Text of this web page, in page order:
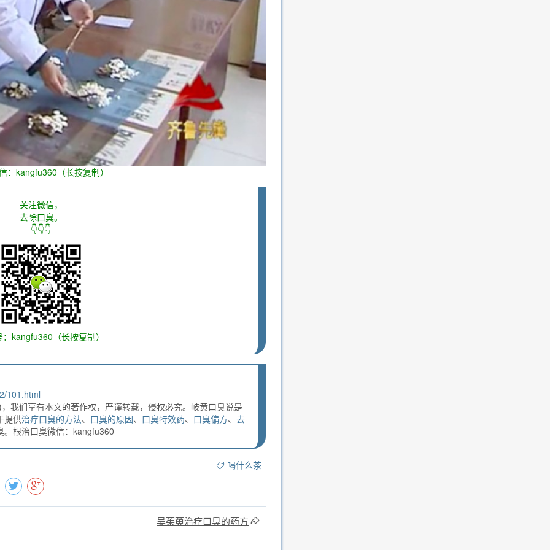
：kangfu360（长按复制）
关注微信，
去除口臭。
👇👇👇
kangfu360（长按复制）
101.html
我们享有本文的著作权，严谨转载，侵权必究。岐黄口臭说是
提供治疗口臭的方法、 口臭的原因、 口臭特效药、 口臭偏方、 去
根治口臭微信：kangfu360
喝什么茶
吴茱萸治疗口臭的药方